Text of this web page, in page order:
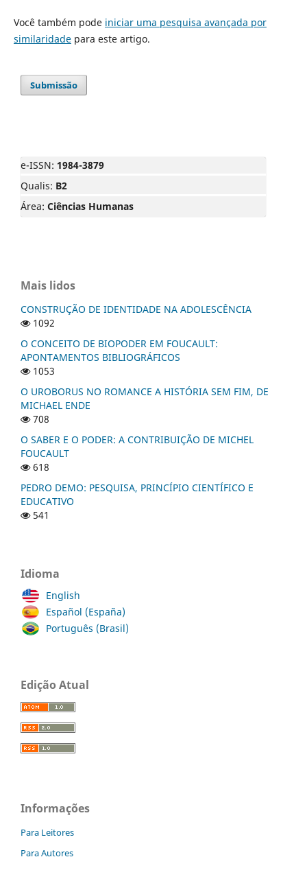
Você também pode iniciar uma pesquisa avançada por
similaridadepara este artigo.
Submissão
e-ISSN: 1984-3879
Qualis: B2
Área: Ciências Humanas
Mais lidos
CONSTRUÇÃO DE IDENTIDADE NA ADOLESCÊNCIA
1092
O CONCEITO DE BIOPODER EM FOUCAULT:
APONTAMENTOS BIBLIOGRÁFICOS
1053
O UROBORUS NO ROMANCE A HISTÓRIA SEM FIM, DE
MICHAEL ENDE
708
O SABER E O PODER: A CONTRIBUIÇÃO DE MICHEL
FOUCAULT
618
PEDRO DEMO: PESQUISA, PRINCÍPIO CIENTÍFICO E
EDUCATIVO
541
Idioma
English
Español (España)
Português (Brasil)
Edição Atual
Informações
Para Leitores
Para Autores